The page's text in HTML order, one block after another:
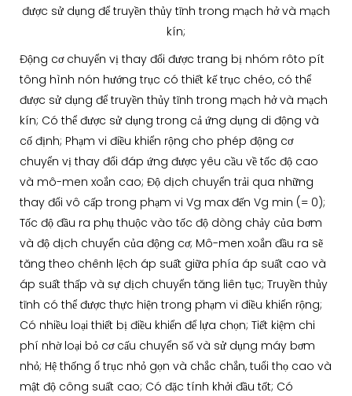
được sử dụng để truyền thủy tĩnh trong mạch hở và mạch
kín;
Động cơ chuyển vị thay đổi được trang bị nhóm rôto pít
tông hình nón hướng trục có thiết kế trục chéo, có thể
được sử dụng để truyền thủy tĩnh trong mạch hở và mạch
kín; Có thể được sử dụng trong cả ứng dụng di động và
cố định; Phạm vi điều khiển rộng cho phép động cơ
chuyển vị thay đổi đáp ứng được yêu cầu về tốc độ cao
và mô-men xoắn cao; Độ dịch chuyển trải qua những
thay đổi vô cấp trong phạm vi Vg max đến Vg min (= 0);
Tốc độ đầu ra phụ thuộc vào tốc độ dòng chảy của bơm
và độ dịch chuyển của động cơ; Mô-men xoắn đầu ra sẽ
tăng theo chênh lệch áp suất giữa phía áp suất cao và
áp suất thấp và sự dịch chuyển tăng liên tục; Truyền thủy
tĩnh có thể được thực hiện trong phạm vi điều khiển rộng;
Có nhiều loại thiết bị điều khiển để lựa chọn; Tiết kiệm chi
phí nhờ loại bỏ cơ cấu chuyển số và sử dụng máy bơm
nhỏ; Hệ thống ổ trục nhỏ gọn và chắc chắn, tuổi thọ cao và
mật độ công suất cao; Có đặc tính khởi đầu tốt; Có